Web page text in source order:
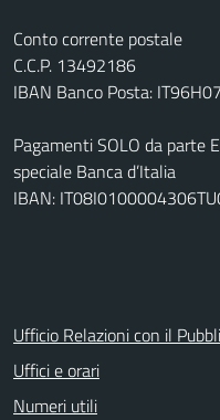
Conto corrente postale
C.C.P. 13492186
IBAN Banco Posta:
Pagamenti SOLO da parte
speciale Banca d’Italia
IBAN:
Ufficio Relazioni con il
Uffici e orari
Numeri utili